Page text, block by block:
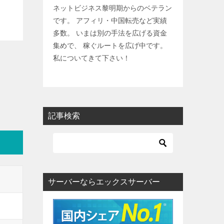
ネットビジネス黎明期からのベテラン
です。 アフィリ・中国転売など実績
多数。 いまは別の手法を広げる資金
集めで、 稼ぐルートを広げ中です。
私についてきて下さい！
記事検索
サーバーならエックスサーバー